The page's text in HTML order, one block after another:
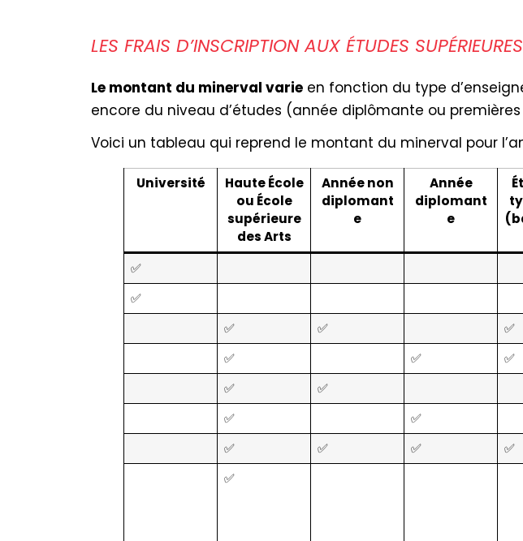
LES FRAIS D’INSCRIPTION AUX ÉTUDES
Le montant du minerval varie en fonction du type
encore du niveau d’études (année diplômante ou
Voici un tableau qui reprend le montant du minerval pour
Université
Haute École
ou École
supérieure
des Arts
Année non
diplomant
e
Année
diplomant
e
✅
✅
✅
✅ ✅
✅
✅ ✅
✅
✅
✅
✅
✅
✅ ✅ ✅
✅